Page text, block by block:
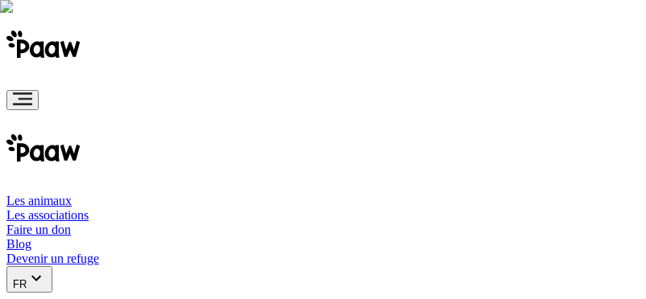
Les animaux
Les associations
Faire un don
Blog
Devenir un refuge
FR